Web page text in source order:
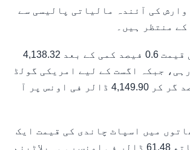
کی آئندہ مالیاتی پالیسی سے
منتظر ہیں۔
اسپاٹ گولڈ کی قیمت 0.6 فیصد کمی کے بعد 4,138.32
جبکہ اگست کے لیے امریکی گولڈ
فیوچرز 0.4 فیصد گر کر 4,149.90 ڈالر فی اونس پر آ
میں اسپاٹ چاندی کی قیمت ایک
فیصد کمی کے ساتھ 61.48 ڈالر فی اونس رہی۔ پلاٹینم